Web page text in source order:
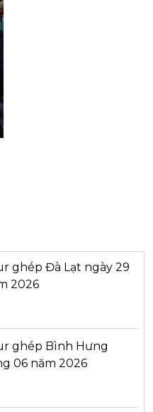
ghép Đà Lạt ngày 29
2026
ghép Bình Hưng
06 năm 2026